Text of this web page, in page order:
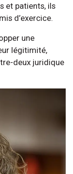
et patients, ils
d’exercice.
une
légitimité,
deux juridique